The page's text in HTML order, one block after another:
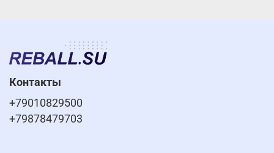
Контакты
+79010829500
+79878479703